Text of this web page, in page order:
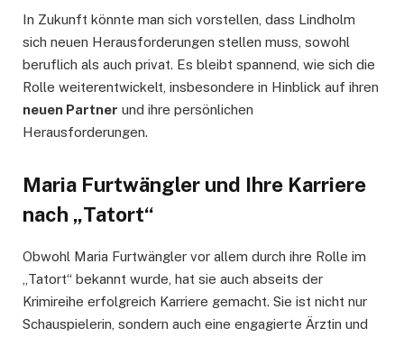
In Zukunft könnte man sich vorstellen, dass Lindholm
sich neuen Herausforderungen stellen muss, sowohl
beruflich als auch privat. Es bleibt spannend, wie sich die
Rolle weiterentwickelt, insbesondere in Hinblick auf ihren
neuen Partner und ihre persönlichen
Herausforderungen.
Maria Furtwängler und Ihre Karriere
nach „Tatort“
Obwohl Maria Furtwängler vor allem durch ihre Rolle im
„Tatort“ bekannt wurde, hat sie auch abseits der
Krimireihe erfolgreich Karriere gemacht. Sie ist nicht nur
Schauspielerin, sondern auch eine engagierte Ärztin und